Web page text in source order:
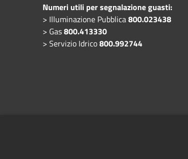
Numeri utili per segnalazione guasti:
> Illuminazione Pubblica800.023438
> Gas800.413330
> Servizio Idrico800.992744